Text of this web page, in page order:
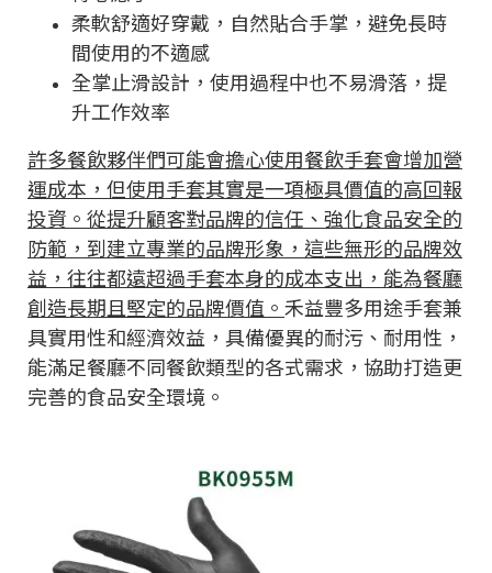
柔軟舒適好穿戴，自然貼合手掌，避免長時
間使用的不適感
全掌止滑設計，使用過程中也不易滑落，提
升工作效率
許多餐飲夥伴們可能會擔心使用餐飲手套會增加營
運成本，但使用手套其實是一項極具價值的高回報
投資。從提升顧客對品牌的信任、強化食品安全的
防範，到建立專業的品牌形象，這些無形的品牌效
益，往往都遠超過手套本身的成本支出，能為餐廳
創造長期且堅定的品牌價值。 禾益豐多用途手套兼
具實用性和經濟效益，具備優異的耐污、耐用性，
能滿足餐廳不同餐飲類型的各式需求，協助打造更
完善的食品安全環境。